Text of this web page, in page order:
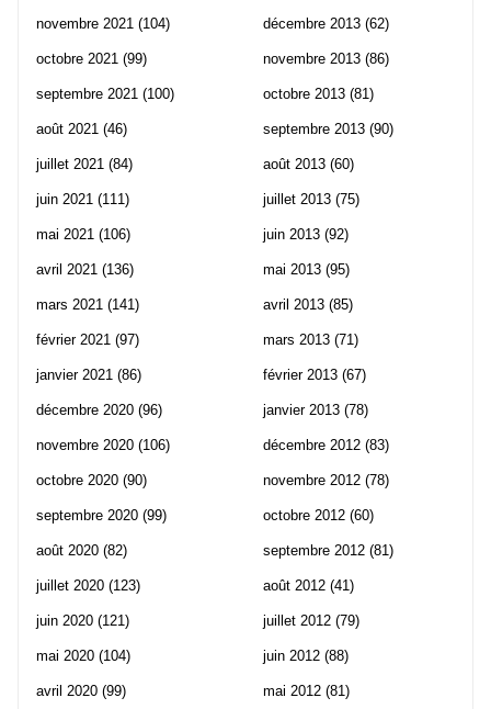
novembre 2021 (104)
octobre 2021 (99)
septembre 2021 (100)
août 2021 (46)
juillet 2021 (84)
juin 2021 (111)
mai 2021 (106)
avril 2021 (136)
mars 2021 (141)
février 2021 (97)
janvier 2021 (86)
décembre 2020 (96)
novembre 2020 (106)
octobre 2020 (90)
septembre 2020 (99)
août 2020 (82)
juillet 2020 (123)
juin 2020 (121)
mai 2020 (104)
avril 2020 (99)
décembre 2013 (62)
novembre 2013 (86)
octobre 2013 (81)
septembre 2013 (90)
août 2013 (60)
juillet 2013 (75)
juin 2013 (92)
mai 2013 (95)
avril 2013 (85)
mars 2013 (71)
février 2013 (67)
janvier 2013 (78)
décembre 2012 (83)
novembre 2012 (78)
octobre 2012 (60)
septembre 2012 (81)
août 2012 (41)
juillet 2012 (79)
juin 2012 (88)
mai 2012 (81)